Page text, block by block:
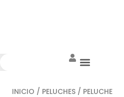
INICIO / PELUCHES / PELUCHE